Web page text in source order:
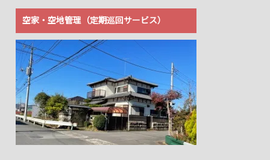
空家・空地管理（定期巡回サービス）